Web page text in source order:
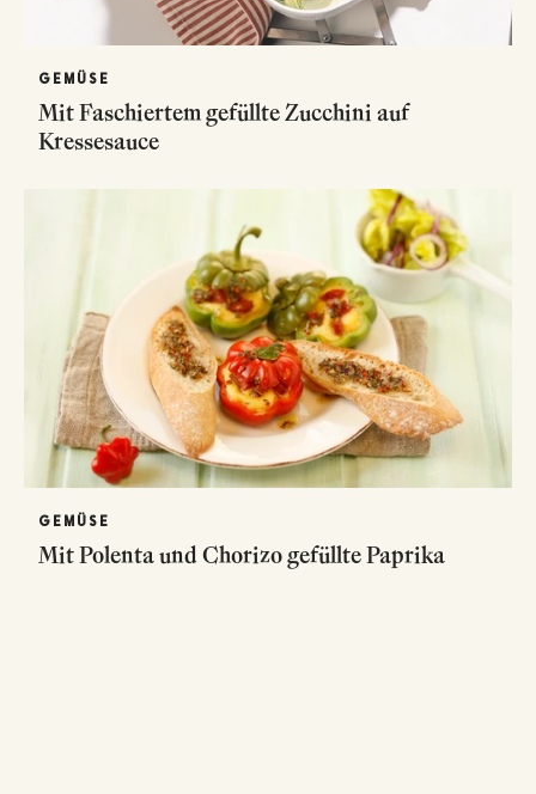
GEMÜSE
Mit Faschiertem gefüllte Zucchini auf
Kressesauce
GEMÜSE
Mit Polenta und Chorizo gefüllte Paprika